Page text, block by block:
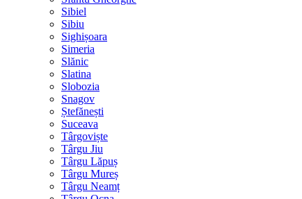
Sibiel
Sibiu
Sighișoara
Simeria
Slănic
Slatina
Slobozia
Snagov
Ștefănești
Suceava
Târgoviște
Târgu Jiu
Târgu Lăpuș
Târgu Mureș
Târgu Neamț